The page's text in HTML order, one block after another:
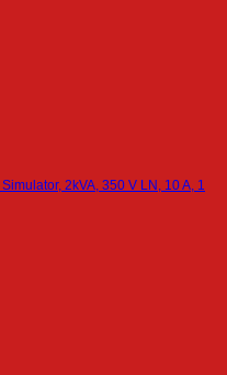
2kVA, 350 V LN, 10 A, 1